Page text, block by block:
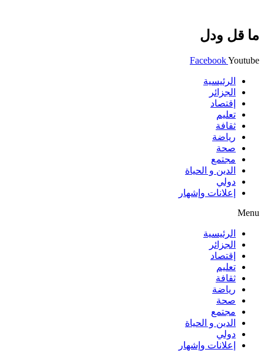
ما قل ودل
FacebookYoutube
الرئيسية
الجزائر
إقتصاد
تعليم
ثقافة
رياضة
صحة
مجتمع
الدين و الحياة
دولي
إعلانات وإشهار
Menu
الرئيسية
الجزائر
إقتصاد
تعليم
ثقافة
رياضة
صحة
مجتمع
الدين و الحياة
دولي
إعلانات وإشهار